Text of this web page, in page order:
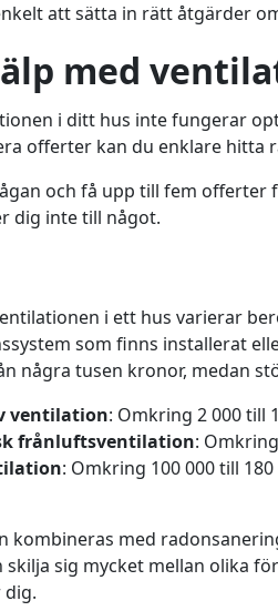
att sätta in rätt åtgärder
med
i ditt hus inte fungerar
offerter kan du enklare hitta
och få upp till fem
dig inte till något.
i ett hus varierar
som finns installerat
några tusen kronor, medan
ventilation: Omkring 2 000 till
frånluftsventilation:
: Omkring 100 000 till
kombineras med
sig mycket mellan olika